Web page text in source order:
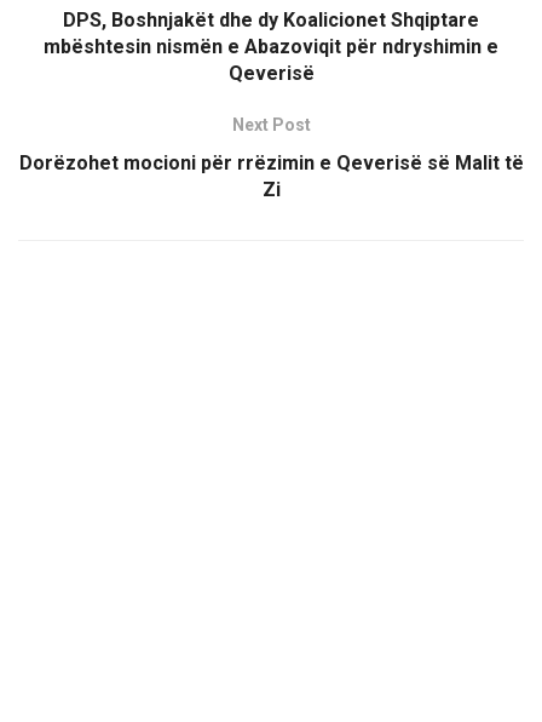
DPS, Boshnjakët dhe dy Koalicionet Shqiptare
mbështesin nismën e Abazoviqit për ndryshimin e
Qeverisë
Next Post
Dorëzohet mocioni për rrëzimin e Qeverisë së Malit të
Zi